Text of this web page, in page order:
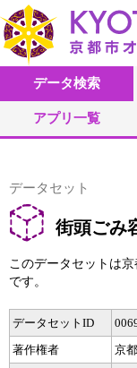
データ検索
アプリ一覧
データセット
街頭ごみ
このデータセットは
です。
データセットID
著作権者
京